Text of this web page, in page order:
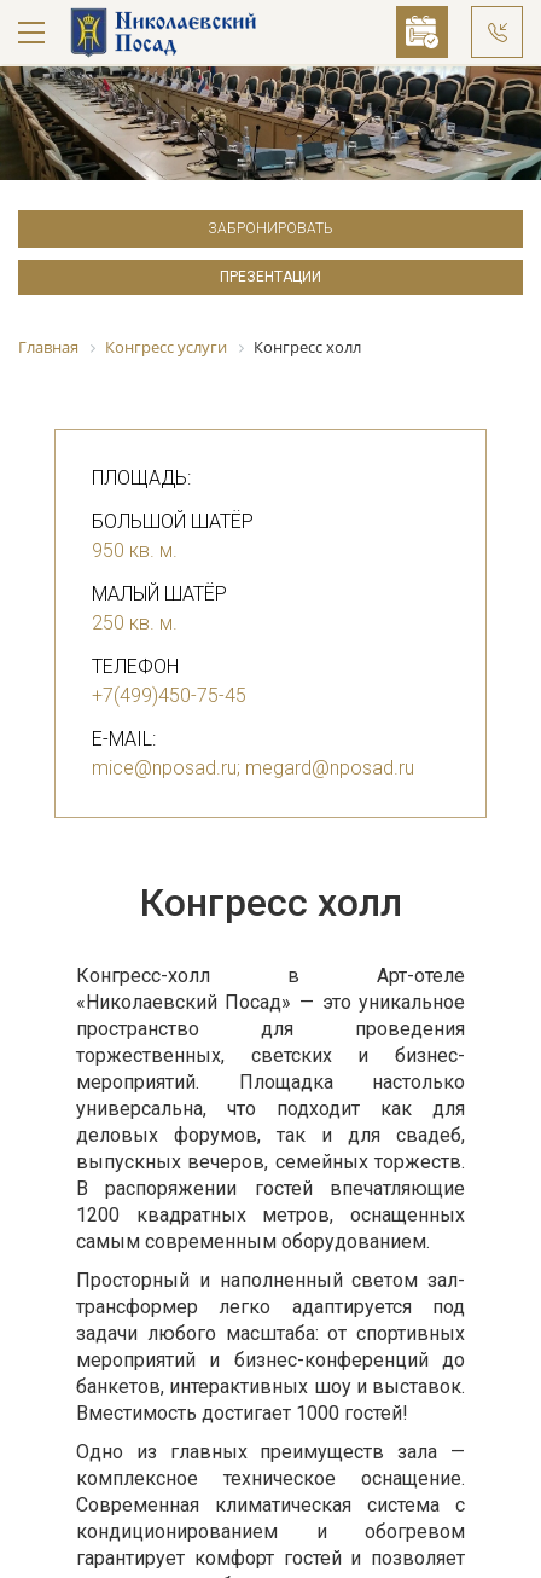
ЗАБРОНИРОВАТЬ
ПРЕЗЕНТАЦИИ
Главная Конгресс услуги Конгресс холл
ПЛОЩАДЬ:
БОЛЬШОЙ ШАТЁР
950 кв. м.
МАЛЫЙ ШАТЁР
250 кв. м.
ТЕЛЕФОН
+7(499)450-75-45
E-MAIL:
mice@nposad.ru; megard@nposad.ru
Конгресс холл
Конгресс-холл в Арт-отеле
«Николаевский Посад» — это уникальное
пространство для проведения
торжественных, светских и бизнес-
мероприятий. Площадка настолько
универсальна, что подходит как для
деловых форумов, так и для свадеб,
выпускных вечеров, семейных торжеств.
В распоряжении гостей впечатляющие
1200 квадратных метров, оснащенных
самым современным оборудованием.
Просторный и наполненный светом зал-
трансформер легко адаптируется под
задачи любого масштаба: от спортивных
мероприятий и бизнес-конференций до
банкетов, интерактивных шоу и выставок.
Вместимость достигает 1000 гостей!
Одно из главных преимуществ зала —
комплексное техническое оснащение.
Современная климатическая система с
кондиционированием и обогревом
гарантирует комфорт гостей и позволяет